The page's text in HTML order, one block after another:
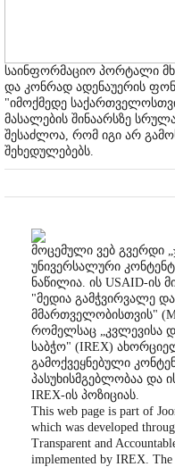
საინფორმაციო პორტალი
და კონრად ადენაუერის
"იმოქმედე
მასალების შინაარსზე
შესაძლოა, რომ იგი არ
შეხედულებებს.
მოცემული ვებ გვერდი
უნივერსალური
ნაწილია. ის USAID-ის
"მედია გამჭვირვალე
მმართველობისთვის"
რომელსაც „კვლევისა
საბჭო" (IREX)
გამოქვეყნებული
პასუხისმგებლობაა და
IREX-ის პოზიციას.
This web page is part of
which was developed
Transparent and
implemented by IREX.